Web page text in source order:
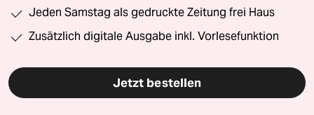
Jeden Samstag als gedruckte Zeitung frei Haus
Zusätzlich digitale Ausgabe inkl. Vorlesefunktion
Jetzt bestellen